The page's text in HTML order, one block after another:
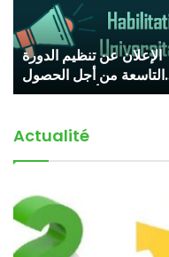
الإعلان عن تنظيم الدورة
التاسعة من أجل الحصول
على التأهيل الجامعي
Actualité